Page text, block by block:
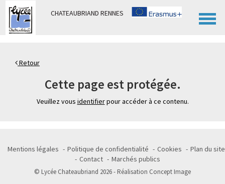
CHATEAUBRIAND RENNES
Retour
Cette page est protégée.
Veuillez vous identifierpour accéder à ce contenu.
Mentions légales Politique de confidentialité Cookies
Plan du site
Contact
Marchés publics
© Lycée Chateaubriand 2026 - Réalisation Concept Image
Panneau de gestion des cookies